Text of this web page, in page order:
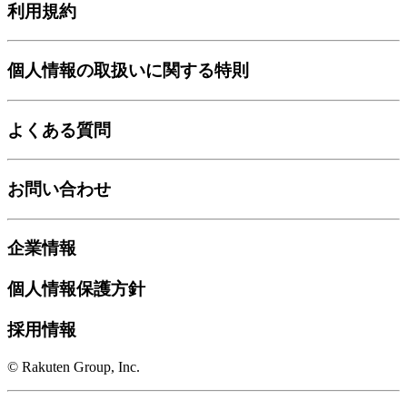
利用規約
個人情報の取扱いに関する特則
よくある質問
お問い合わせ
企業情報
個人情報保護方針
採用情報
© Rakuten Group, Inc.